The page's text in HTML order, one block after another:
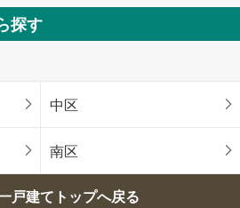
探す
中区
南区
戸建てトップへ戻る